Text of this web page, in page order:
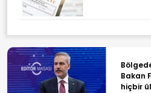
Bakan
hiçbir